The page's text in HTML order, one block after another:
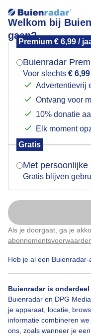
Welkom bij
gaan?
Premium € 6,99 /
Buienradar
Voor slechts €
Advertentievrij
Ontvang voor
10% donatie
Elk moment
Gratis
Met persoonlijke
Gratis blijven
Als je doorgaat, ga je
Heb je al een
Buienradar is onderdeel
Buienradar en DPG
je apparaat, locatie,
informatie combineren
ons, zoals wanneer je
Amsterdam-
Door: Marcel Van Oerle
Winter Zon
Bekijk slideshow
Mogen we je
Indien je hier nog
verschijnt er zo
Is
Nu
Klik hier